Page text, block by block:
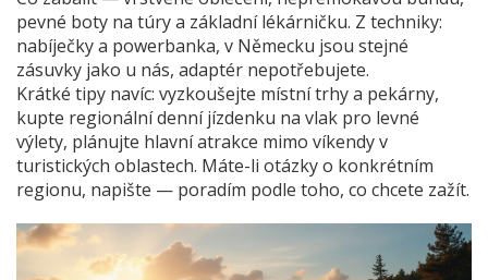
pevné boty na túry a základní lékárničku. Z techniky:
nabíječky a powerbanka, v Německu jsou stejné
zásuvky jako u nás, adaptér nepotřebujete.
Krátké tipy navíc: vyzkoušejte místní trhy a pekárny,
kupte regionální denní jízdenku na vlak pro levné
výlety, plánujte hlavní atrakce mimo víkendy v
turistických oblastech. Máte-li otázky o konkrétním
regionu, napište — poradím podle toho, co chcete zažít.